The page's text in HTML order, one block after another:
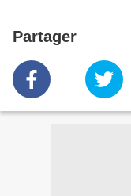
Partager